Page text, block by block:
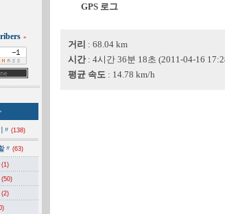
»
〃 (138)
〃 (63)
(1)
(50)
(2)
GPS 로그
거리 : 68.04 km
시간: 4시간 36분 18초 (2011-04-16
평균 속도 : 14.78 km/h